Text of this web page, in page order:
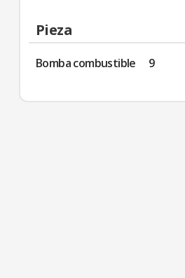
Pieza
Bomba combustible 9